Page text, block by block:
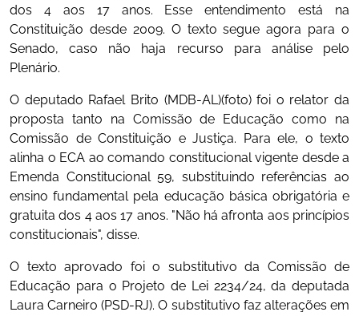
dos 4 aos 17 anos. Esse entendimento está na
Constituição desde 2009. O texto segue agora para o
Senado, caso não haja recurso para análise pelo
Plenário.
O deputado Rafael Brito (MDB-AL)(foto) foi o relator da
proposta tanto na Comissão de Educação como na
Comissão de Constituição e Justiça. Para ele, o texto
alinha o ECA ao comando constitucional vigente desde a
Emenda Constitucional 59, substituindo referências ao
ensino fundamental pela educação básica obrigatória e
gratuita dos 4 aos 17 anos. "Não há afronta aos princípios
constitucionais", disse.
O texto aprovado foi o substitutivo da Comissão de
Educação para o Projeto de Lei 2234/24, da deputada
Laura Carneiro (PSD-RJ). O substitutivo faz alterações em